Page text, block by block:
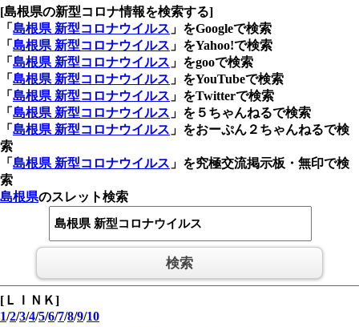
[島根県の新型コロナ情報を検索する]
「 島根県 新型コロナウイルス 」をGoogleで検索
「 島根県 新型コロナウイルス 」をYahoo!で検索
「 島根県 新型コロナウイルス 」をgooで検索
「 島根県 新型コロナウイルス 」をYouTubeで検索
「 島根県 新型コロナウイルス 」をTwitterで検索
「 島根県 新型コロナウイルス 」を５ちゃんねるで検索
「 島根県 新型コロナウイルス 」をおーぷん２ちゃんねるで検
索
「 島根県 新型コロナウイルス 」を究極交流掲示板・無印で検
索
島根県のスレット検索
[ＬＩＮＫ]
1/2/3/4/5/6/7/8/9/10